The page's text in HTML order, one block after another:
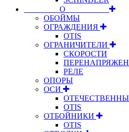
⠀⠀⠀⠀⠀⠀О⠀⠀⠀⠀⠀⠀⠀
ОБОЙМЫ
ОГРАЖДЕНИЯ
OTIS
ОГРАНИЧИТЕЛИ
СКОРОСТИ
РЕЛЕ
ОПОРЫ
ОСИ
OTIS
ОТБОЙНИКИ
OTIS